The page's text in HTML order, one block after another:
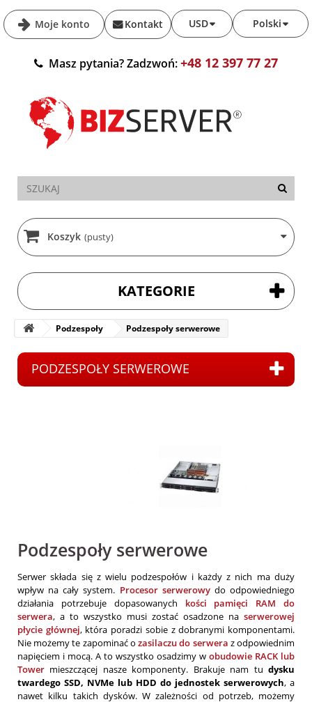
Moje konto Polski
USD
Kontakt
Masz pytania? Zadzwoń:+48 12 397 77 27
Koszyk (pusty)
KATEGORIE
Podzespoły Podzespoły serwerowe
PODZESPOŁY SERWEROWE
Podzespoły serwerowe
Serwer składa się z wielu podzespołów i każdy z nich ma duży
wpływ na cały system. Procesor serwerowydo odpowiedniego
działania potrzebuje dopasowanych kości pamięci RAM do
serwera, a to wszystko musi zostać osadzone na serwerowej
płycie głównej, która poradzi sobie z dobranymi komponentami.
Nie możemy te zapominać ozasilaczu do serwera z odpowiednim
napięciem i mocą. A to wszystko osadzimy w obudowie RACK lub
Tower mieszczącej nasze komponenty. Brakuje nam tu dysku
twardego SSD, NVMe lub HDD do jednostek serwerowych, a
nawet kilku takich dysków. W zależności od potrzeb, możemy